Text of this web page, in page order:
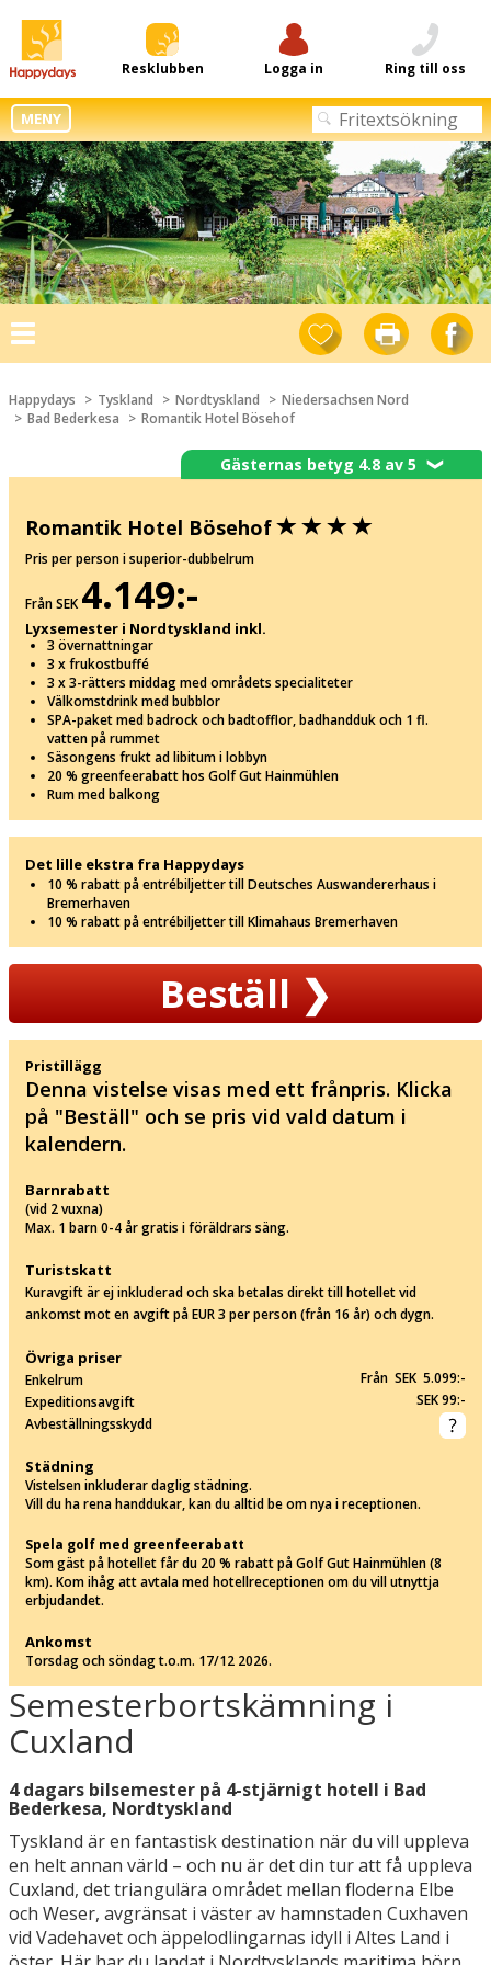
Resklubben Logga in Ring till oss
MENY
Toggle
navigation
Happydays Tyskland Nordtyskland
Niedersachsen Nord
Bad Bederkesa
Romantik Hotel Bösehof
Semesterbortskämning i
Cuxland
4 dagars bilsemester på 4-stjärnigt hotell i Bad
Bederkesa, Nordtyskland
Tyskland är en fantastisk destination när du vill uppleva
en helt annan värld – och nu är det din tur att få uppleva
Cuxland, det triangulära området mellan floderna Elbe
och Weser, avgränsat i väster av hamnstaden Cuxhaven
vid Vadehavet och äppelodlingarnas idyll i Altes Land i
Gästernas betyg 4.8 av 5❯
Romantik Hotel Bösehof
Pris per person i superior-dubbelrum
Från SEK 4.149:-
Lyxsemester i Nordtyskland inkl.
3 övernattningar
3 x frukostbuffé
3 x 3-rätters middag med områdets specialiteter
Välkomstdrink med bubblor
SPA-paket med badrock och badtofflor, badhandduk och 1 fl.
vatten på rummet
Säsongens frukt ad libitum i lobbyn
20 % greenfeerabatt hos Golf Gut Hainmühlen
Rum med balkong
Det lille ekstra fra Happydays
10 % rabatt på entrébiljetter till Deutsches Auswandererhaus i
Bremerhaven
10 % rabatt på entrébiljetter till Klimahaus Bremerhaven
Beställ❯
Pristillägg
Denna vistelse visas med ett frånpris. Klicka
på "Beställ" och se pris vid vald datum i
kalendern.
Barnrabatt
(vid 2 vuxna)
Max. 1 barn 0-4 år gratis i föräldrars säng.
Turistskatt
Kuravgift är ej inkluderad och ska betalas direkt till hotellet vid
ankomst mot en avgift på EUR 3 per person (från 16 år) och dygn.
Övriga priser
Enkelrum
Från SEK 5.099:-
Expeditionsavgift
SEK 99:-
Avbeställningsskydd
Städning
Vistelsen inkluderar daglig städning.
Vill du ha rena handdukar, kan du alltid be om nya i receptionen.
Spela golf med greenfeerabatt
Som gäst på hotellet får du 20 % rabatt på Golf Gut Hainmühlen (8
km). Kom ihåg att avtala med hotellreceptionen om du vill utnyttja
erbjudandet.
Ankomst
Torsdag och söndag t.o.m. 17/12 2026.